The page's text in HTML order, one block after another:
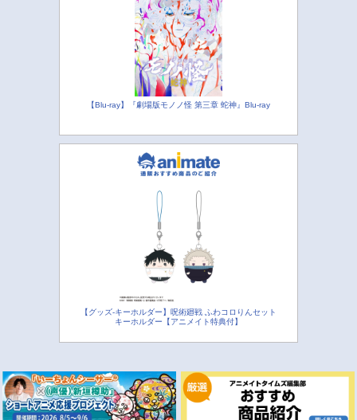
【Blu-ray】『劇場版モノノ怪 第三章 蛇神』Blu-ray
【グッズ-キーホルダー】呪術廻戦 ふわコロりんセット
キーホルダー【アニメイト特典付】